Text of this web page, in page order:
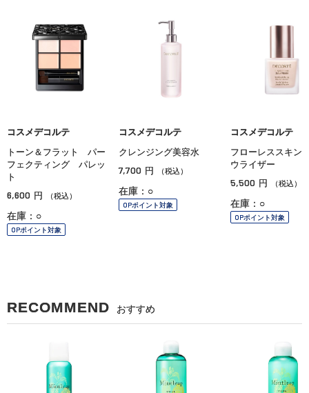
コスメデコルテ
トーン＆フラット パー
フェクティング パレッ
ト
6,600 円 （税込）
在庫：○
OPポイント対象
コスメデコルテ
クレンジング美容水
7,700 円 （税込）
在庫：○
OPポイント対象
コスメデコルテ
フローレススキ
ウライザー
5,500 円 （税込）
在庫：○
OPポイント対象
RECOMMEND おすすめ